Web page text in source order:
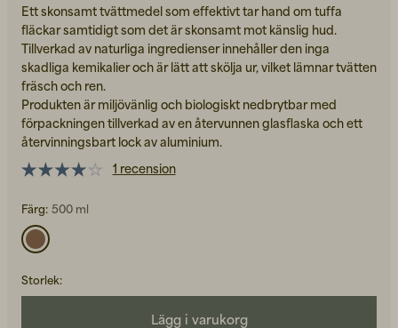
Back to Work för henne
Ett skonsamt tvättmedel som effektivt tar hand om tuffa
fläckar samtidigt som det är skonsamt mot känslig hud.
Tillverkad av naturliga ingredienser innehåller den inga
skadliga kemikalier och är lätt att skölja ur, vilket lämnar tvätten
fräsch och ren.
Produkten är miljövänlig och biologiskt nedbrytbar med
förpackningen tillverkad av en återvunnen glasflaska och ett
återvinningsbart lock av aluminium.
1 recension
Färg: 500 ml
Storlek:
Lägg i varukorg